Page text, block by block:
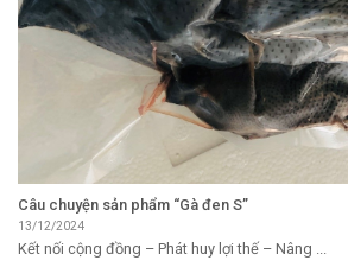
Câu chuyện sản phẩm “Gà đen S”
13/12/2024
Kết nối cộng đồng – Phát huy lợi thế – Nâng ...